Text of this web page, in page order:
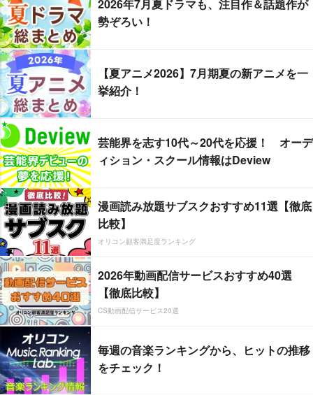
2026年7月夏ドラマも、注目作＆話題作が
勢ぞろい！
【夏アニメ2026】7月期夏の新アニメを一
挙紹介！
芸能界を志す10代～20代を応援！ オーデ
ィション・スクール情報はDeview
漫画読み放題サブスクおすすめ11選【徹底
比較】
オリコン顧客満足度ランキング
2026年動画配信サービスおすすめ40選
【徹底比較】
CS動画配信サービス20選
毎週の音楽ランキングから、ヒットの推移
をチェック！